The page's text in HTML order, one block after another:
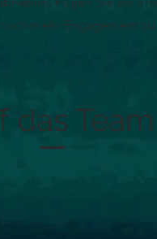
mehr Engagement zu
das Team